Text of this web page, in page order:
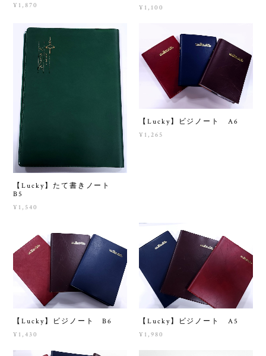
¥1,870 ¥1,100
【Lucky】たて書きノート
B5
¥1,540
【Lucky】ビジノート A6
¥1,265
【Lucky】ビジノート B6
¥1,430
【Lucky】ビジノート A5
¥1,980